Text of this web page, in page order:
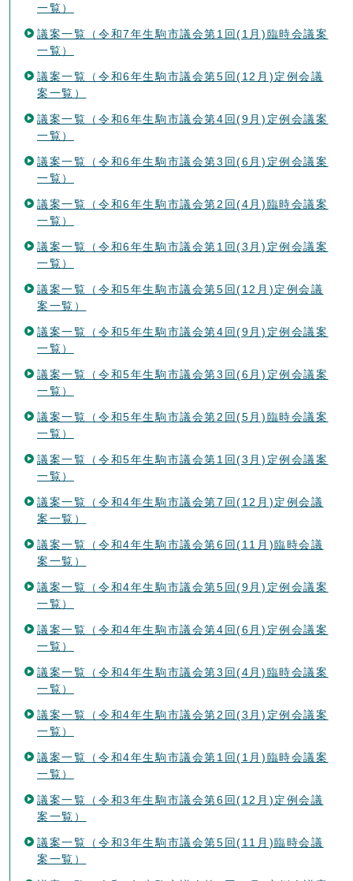
一覧）
議案一覧（令和7年生駒市議会第1回(1月)臨時会議案
一覧）
議案一覧（令和6年生駒市議会第5回(12月)定例会議
案一覧）
議案一覧（令和6年生駒市議会第4回(9月)定例会議案
一覧）
議案一覧（令和6年生駒市議会第3回(6月)定例会議案
一覧）
議案一覧（令和6年生駒市議会第2回(4月)臨時会議案
一覧）
議案一覧（令和6年生駒市議会第1回(3月)定例会議案
一覧）
議案一覧（令和5年生駒市議会第5回(12月)定例会議
案一覧）
議案一覧（令和5年生駒市議会第4回(9月)定例会議案
一覧）
議案一覧（令和5年生駒市議会第3回(6月)定例会議案
一覧）
議案一覧（令和5年生駒市議会第2回(5月)臨時会議案
一覧）
議案一覧（令和5年生駒市議会第1回(3月)定例会議案
一覧）
議案一覧（令和4年生駒市議会第7回(12月)定例会議
案一覧）
議案一覧（令和4年生駒市議会第6回(11月)臨時会議
案一覧）
議案一覧（令和4年生駒市議会第5回(9月)定例会議案
一覧）
議案一覧（令和4年生駒市議会第4回(6月)定例会議案
一覧）
議案一覧（令和4年生駒市議会第3回(4月)臨時会議案
一覧）
議案一覧（令和4年生駒市議会第2回(3月)定例会議案
一覧）
議案一覧（令和4年生駒市議会第1回(1月)臨時会議案
一覧）
議案一覧（令和3年生駒市議会第6回(12月)定例会議
案一覧）
議案一覧（令和3年生駒市議会第5回(11月)臨時会議
案一覧）